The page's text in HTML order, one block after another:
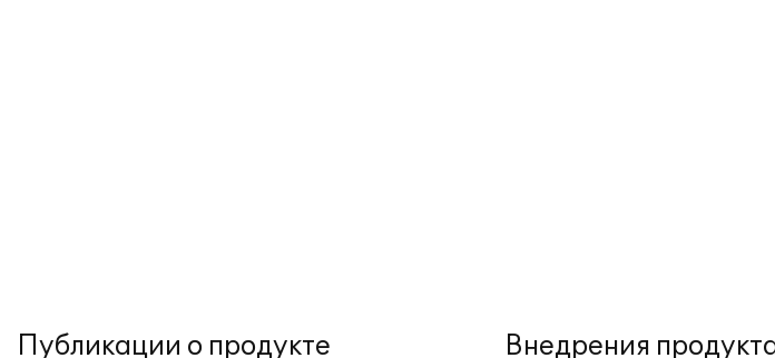
Публикации о продукте Внедрения